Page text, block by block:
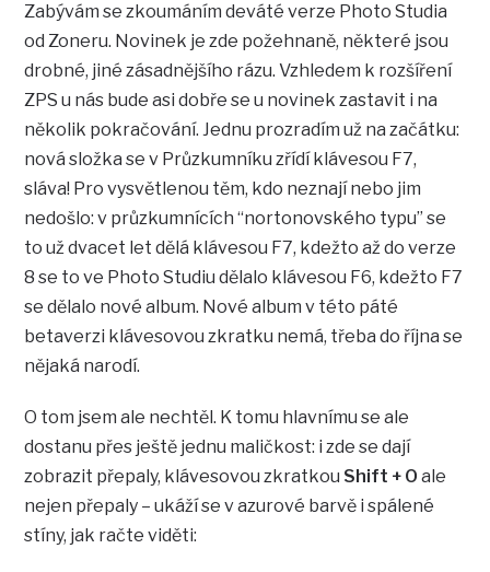
Zabývám se zkoumáním deváté verze Photo Studia
od Zoneru. Novinek je zde požehnaně, některé jsou
drobné, jiné zásadnějšího rázu. Vzhledem k rozšíření
ZPS u nás bude asi dobře se u novinek zastavit i na
několik pokračování. Jednu prozradím už na začátku:
nová složka se v Průzkumníku zřídí klávesou F7,
sláva! Pro vysvětlenou těm, kdo neznají nebo jim
nedošlo: v průzkumnících “nortonovského typu” se
to už dvacet let dělá klávesou F7, kdežto až do verze
8 se to ve Photo Studiu dělalo klávesou F6, kdežto F7
se dělalo nové album. Nové album v této páté
betaverzi klávesovou zkratku nemá, třeba do října se
nějaká narodí.
O tom jsem ale nechtěl. K tomu hlavnímu se ale
dostanu přes ještě jednu maličkost: i zde se dají
zobrazit přepaly, klávesovou zkratkou Shift + Oale
nejen přepaly – ukáží se v azurové barvě i spálené
stíny, jak račte viděti: